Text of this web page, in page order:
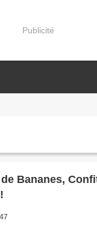
Publicité
Bananes,